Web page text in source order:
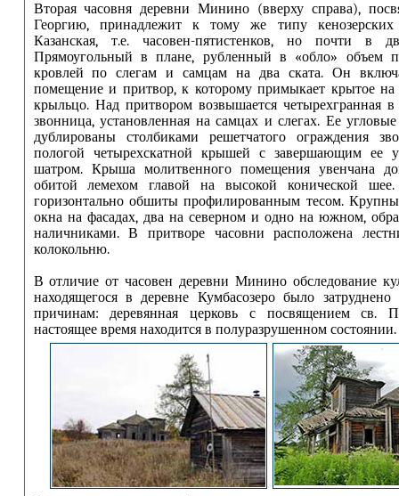
Вторая часовня деревни Минино (вверху справа),
Георгию, принадлежит к тому же типу
Казанская, т.е. часовен-пятистенков, но почти в
Прямоугольный в плане, рубленный в «обло» объем
кровлей по слегам и самцам на два ската. Он
помещение и притвор, к которому примыкает крытое на
крыльцо. Над притвором возвышается четырехгранная в
звонница, установленная на самцах и слегах. Ее
дублированы столбиками решетчатого ограждения
пологой четырехскатной крышей с завершающим ее
шатром. Крыша молитвенного помещения увенчана
обитой лемехом главой на высокой конической
горизонтально обшиты профилированным тесом.
окна на фасадах, два на северном и одно на южном,
наличниками. В притворе часовни расположена
колокольню.
В отличие от часовен деревни Минино обследование
находящегося в деревне Кумбасозеро было
причинам: деревянная церковь с посвящением св.
настоящее время находится в полуразрушенном состоянии.